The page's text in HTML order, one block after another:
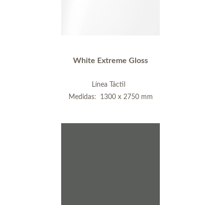
White Extreme Gloss
Línea Táctil
Medidas: 1300 x 2750 mm